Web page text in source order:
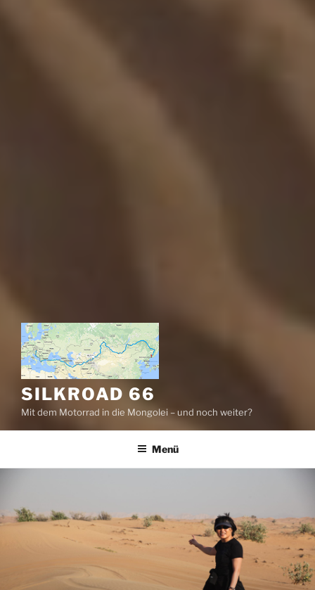
SILKROAD 66
Mit dem Motorrad in die Mongolei – und noch weiter?
Menü